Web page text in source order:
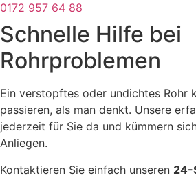
0172 957 64 88
Schnelle Hilfe bei
Rohrproblemen
Ein verstopftes oder undichtes Rohr
passieren, als man denkt. Unsere
jederzeit für Sie da und kümmern
Anliegen.
Kontaktieren Sie einfach unseren 24-